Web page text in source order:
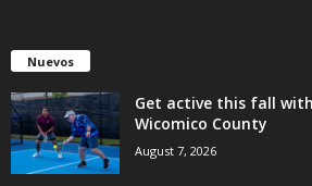
Nuevos
Get active this fall
Wicomico County
August 7, 2026